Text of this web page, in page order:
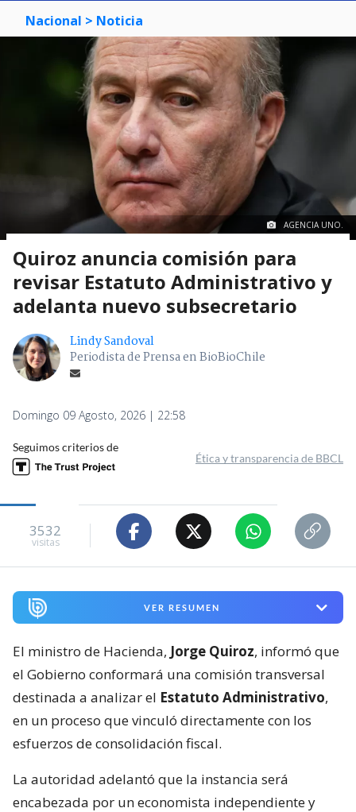
Nacional > Noticia
AGENCIA UNO.
Quiroz anuncia comisión para
revisar Estatuto Administrativo y
adelanta nuevo subsecretario
Lindy Sandoval
Periodista de Prensa en BioBioChile
Domingo 09 Agosto, 2026 | 22:58
Seguimos criterios de
Ética y transparencia de BBCL
3532
visitas
VER RESUMEN
El ministro de Hacienda, Jorge Quiroz, informó que
el Gobierno conformará una comisión transversal
destinada a analizar el Estatuto Administrativo,
en un proceso que vinculó directamente con los
esfuerzos de consolidación fiscal.
La autoridad adelantó que la instancia será
encabezada por un economista independiente y